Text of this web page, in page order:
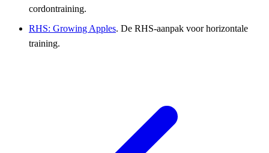
cordontraining.
RHS: Growing Apples. De RHS-aanpak voor horizontale
training.